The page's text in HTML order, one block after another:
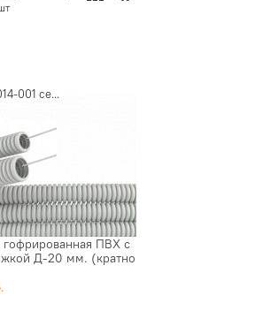
001 се...
гофрированная ПВХ с
Д-20 мм. (кратно